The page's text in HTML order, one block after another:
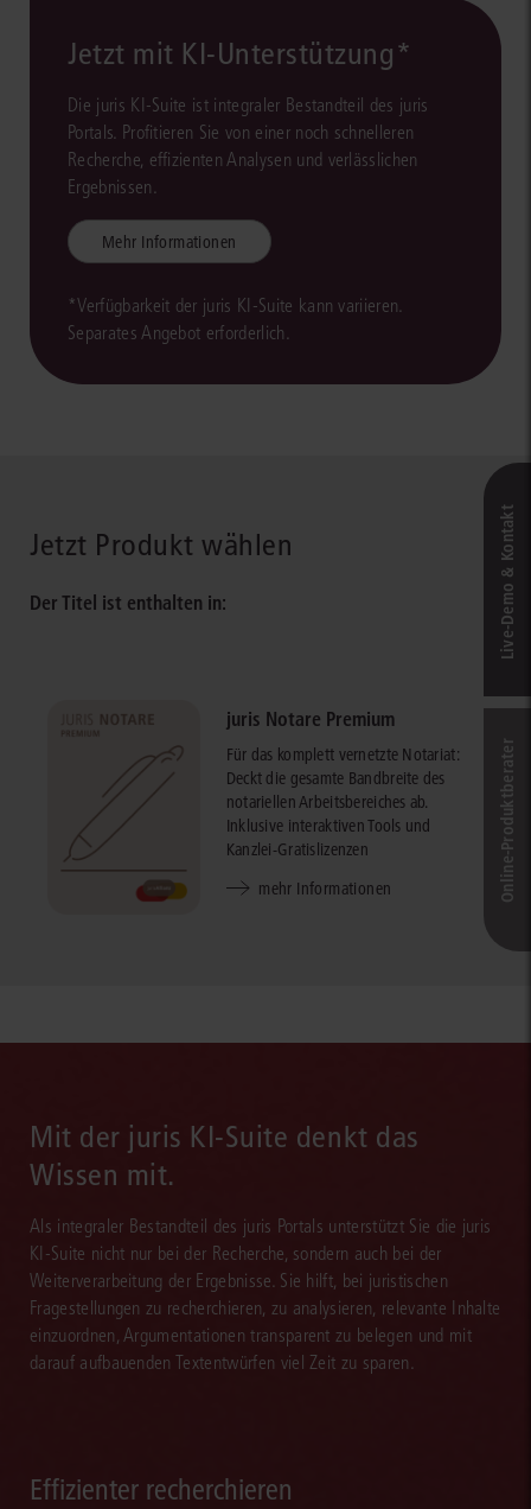
Jetzt mit KI-Unterstützung*
Die juris KI-Suite ist integraler Bestandteil des juris
Portals. Profitieren Sie von einer noch schnelleren
Recherche, effizienten Analysen und verlässlichen
Ergebnissen.
Mehr Informationen
*Verfügbarkeit der juris KI-Suite kann variieren.
Separates Angebot erforderlich.
Jetzt Produkt wählen
Der Titel ist enthalten in:
juris Notare Premium
Für das komplett vernetzte Notariat:
Deckt die gesamte Bandbreite des
notariellen Arbeitsbereiches ab.
Inklusive interaktiven Tools und
Kanzlei-Gratislizenzen
mehr Informationen
Mit der juris KI-Suite denkt das
Wissen mit.
Als integraler Bestandteil des juris Portals unterstützt Sie die juris
KI-Suite nicht nur bei der Recherche, sondern auch bei der
Weiterverarbeitung der Ergebnisse. Sie hilft, bei juristischen
Fragestellungen zu recherchieren, zu analysieren, relevante Inhalte
einzuordnen, Argumentationen transparent zu belegen und mit
darauf aufbauenden Textentwürfen viel Zeit zu sparen.
Effizienter recherchieren
Live‑Demo & Kontakt
Online-Produkt­berater